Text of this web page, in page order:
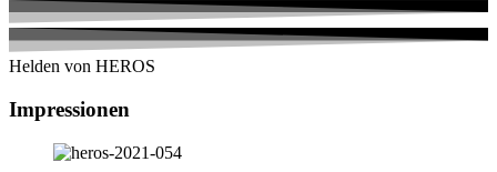
Helden von HEROS
Impressionen